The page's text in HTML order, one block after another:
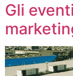
Gli